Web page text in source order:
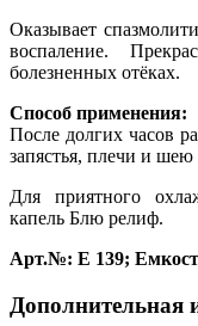
Оказывает
воспаление.
болезненных отёках.
Способ применения:
После долгих часов
запястья, плечи и
Для приятного
капель Блю релиф.
Арт.№: Е 139;
Дополнительная